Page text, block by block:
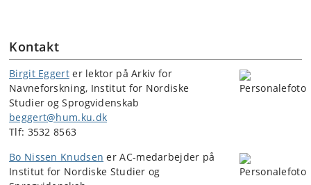
Kontakt
Birgit Eggerter lektor på Arkiv for
Navneforskning, Institut for Nordiske
Studier og Sprogvidenskab
beggert@hum.ku.dk
Tlf: 3532 8563
Bo Nissen Knudsen er AC-medarbejder på
Institut for Nordiske Studier og